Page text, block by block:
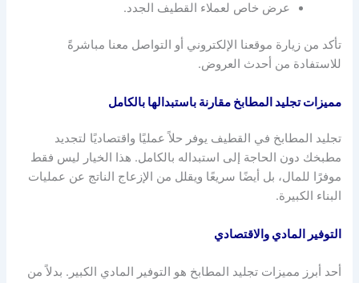
عرض خاص لعملاء القطيف الجدد.
تأكد من زيارة موقعنا الإلكتروني أو التواصل معنا مباشرةً
للاستفادة من أحدث العروض.
مميزات تجليد المطابخ مقارنة باستبدالها بالكامل
تجليد المطابخ في القطيف يوفر حلاً عمليًا واقتصاديًا لتجديد
مطبخك دون الحاجة إلى استبداله بالكامل. هذا الخيار ليس فقط
موفرًا للمال، بل أيضًا سريعًا ويقلل من الإزعاج الناتج عن عمليات
البناء الكبيرة.
التوفير المادي والاقتصادي
أحد أبرز مميزات تجليد المطابخ هو التوفير المادي الكبير. بدلاً من